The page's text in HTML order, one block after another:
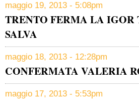
maggio 19, 2013 - 5:08pm
TRENTO FERMA LA IGOR
SALVA
maggio 18, 2013 - 12:28pm
CONFERMATA VALERIA
maggio 17, 2013 - 5:53pm